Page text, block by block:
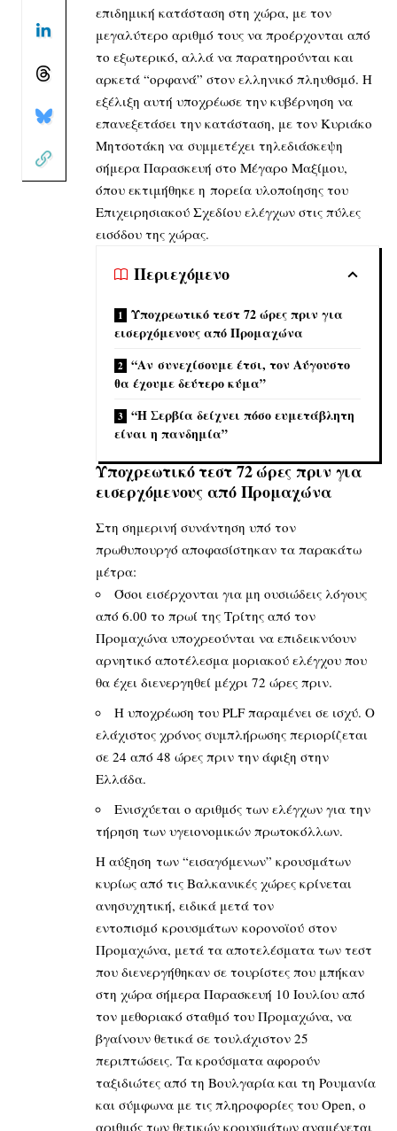
επιδημική κατάσταση στη χώρα, με τον
μεγαλύτερο αριθμό τους να προέρχονται από
το εξωτερικό, αλλά να παρατηρούνται και
αρκετά “ορφανά” στον ελληνικό πληυθσμό. Η
εξέλιξη αυτή υποχρέωσε την κυβέρνηση να
επανεξετάσει την κατάσταση, με τον Κυριάκο
Μητσοτάκη να συμμετέχει τηλεδιάσκεψη
σήμερα Παρασκευή στο Μέγαρο Μαξίμου,
όπου εκτιμήθηκε η πορεία υλοποίησης του
Επιχειρησιακού Σχεδίου ελέγχων στις πύλες
εισόδου της χώρας.
Περιεχόμενο
Υποχρεωτικό τεστ 72 ώρες πριν για
εισερχόμενους από Προμαχώνα
“Αν συνεχίσουμε έτσι, τον Αύγουστο
θα έχουμε δεύτερο κύμα”
“Η Σερβία δείχνει πόσο ευμετάβλητη
είναι η πανδημία”
Υποχρεωτικό τεστ 72 ώρες πριν για
εισερχόμενους από Προμαχώνα
Στη σημερινή συνάντηση υπό τον
πρωθυπουργό αποφασίστηκαν τα παρακάτω
μέτρα:
Όσοι εισέρχονται για μη ουσιώδεις λόγους
από 6.00 το πρωί της Τρίτης από τον
Προμαχώνα υποχρεούνται να επιδεικνύουν
αρνητικό αποτέλεσμα μοριακού ελέγχου που
θα έχει διενεργηθεί μέχρι 72 ώρες πριν.
Η υποχρέωση του PLF παραμένει σε ισχύ. Ο
ελάχιστος χρόνος συμπλήρωσης περιορίζεται
σε 24 από 48 ώρες πριν την άφιξη στην
Ελλάδα.
Ενισχύεται ο αριθμός των ελέγχων για την
τήρηση των υγειονομικών πρωτοκόλλων.
Η αύξηση των “εισαγόμενων” κρουσμάτων
κυρίως από τις Βαλκανικές χώρες κρίνεται
ανησυχητική, ειδικά μετά τον
εντοπισμό κρουσμάτων κορονοϊού στον
Προμαχώνα, μετά τα αποτελέσματα των τεστ
που διενεργήθηκαν σε τουρίστες που μπήκαν
στη χώρα σήμερα Παρασκευή 10 Ιουλίου από
τον μεθοριακό σταθμό του Προμαχώνα, να
βγαίνουν θετικά σε τουλάχιστον 25
περιπτώσεις. Τα κρούσματα αφορούν
ταξιδιώτες από τη Βουλγαρία και τη Ρουμανία
και σύμφωνα με τις πληροφορίες του Open, ο
αριθμός των θετικών κρουσμάτων αναμένεται